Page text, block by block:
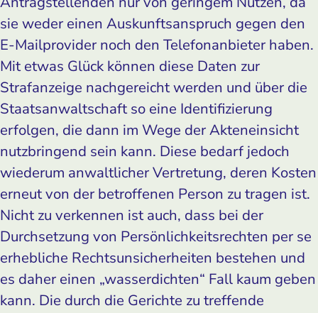
sie weder einen Auskunftsanspruch gegen den
E-Mailprovider noch den Telefonanbieter haben.
Mit etwas Glück können diese Daten zur
Strafanzeige nachgereicht werden und über die
Staatsanwaltschaft so eine Identifizierung
erfolgen, die dann im Wege der Akteneinsicht
nutzbringend sein kann. Diese bedarf jedoch
wiederum anwaltlicher Vertretung, deren Kosten
erneut von der betroffenen Person zu tragen ist.
Nicht zu verkennen ist auch, dass bei der
Durchsetzung von Persönlichkeitsrechten per se
erhebliche Rechtsunsicherheiten bestehen und
es daher einen „wasserdichten“ Fall kaum geben
kann. Die durch die Gerichte zu treffende